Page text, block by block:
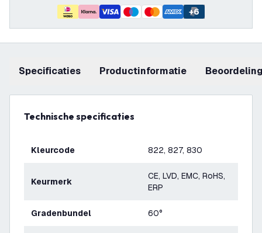
+6
Specificaties productinformatie
Technische specificaties
Kleurcode 822, 827, 830
Keurmerk
CE, LVD, EMC, RoHS,
ERP
Gradenbundel 60°